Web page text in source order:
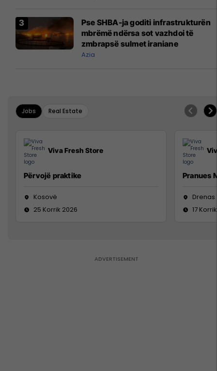
Pse SHBA-ja goditi infrastrukturën
mbrëmë ndërsa sot vazhdoi të
zmbrapsë sulmet iraniane
Azia
Jobs Real Estate
Viva Fresh Store
Përvojë praktike
Kosovë
25 Korrik 2026
Pranues
Drenas
17